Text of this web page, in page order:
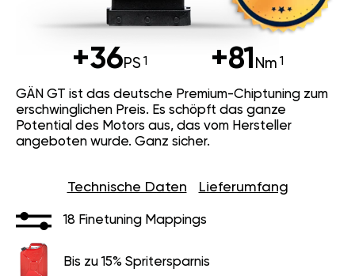
+36PS +81 Nm
GÄN GT ist das deutsche Premium-Chiptuning zum
erschwinglichen Preis. Es schöpft das ganze
Potential des Motors aus, das vom Hersteller
angeboten wurde. Ganz sicher.
Technische Daten Lieferumfang
18 Finetuning Mappings
Bis zu 15% Spritersparnis